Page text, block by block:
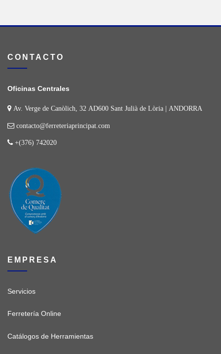
CONTACTO
Oficinas Centrales
Av. Verge de Canòlich, 32 AD600 Sant Julià de Lòria | ANDORRA
contacto@ferreteriaprincipat.com
+(376) 742020
EMPRESA
Servicios
Ferretería Online
Catálogos de Herramientas